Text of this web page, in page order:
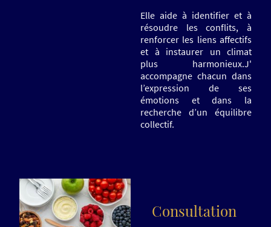
Elle aide à identifier et à
résoudre les conflits, à
renforcer les liens affectifs
et à instaurer un climat
plus harmonieux.J'
accompagne chacun dans
l’expression de ses
émotions et dans la
recherche d’un équilibre
collectif.
Consultation